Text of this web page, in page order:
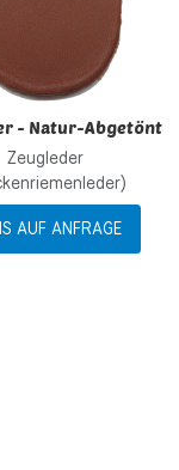
- Natur-Abgetönt
Zeugleder
AUF ANFRAGE